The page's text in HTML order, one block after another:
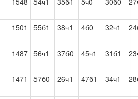
1501 55б1 38ч1 4б0 32ч1
1487 56ч1 37б0 45ч1 31б1
1471 57б0 26ч1 47б1 34ч1